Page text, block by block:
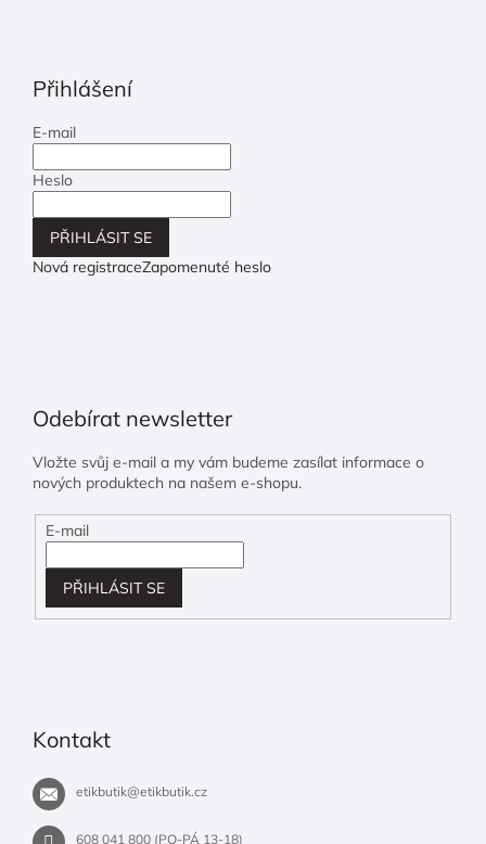
Přihlášení
E-mail
Heslo
PŘIHLÁSIT SE
Nová registraceZapomenuté heslo
Odebírat newsletter
Vložte svůj e-mail a my vám budeme zasílat informace o
nových produktech na našem e-shopu.
E-mail
PŘIHLÁSIT SE
Kontakt
etikbutik@etikbutik.cz
608 041 800 (PO-PÁ 13-18)